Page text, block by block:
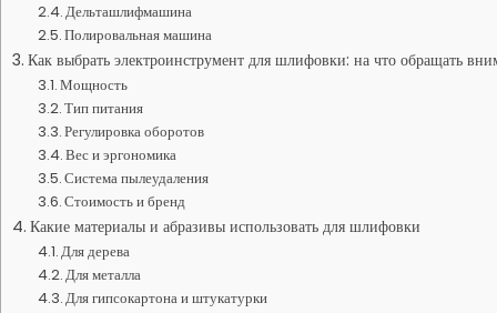
Дельташлифмашина
Полировальная машина
Как выбрать электроинструмент для шлифовки: на что обращать
Мощность
Тип питания
Регулировка оборотов
Вес и эргономика
Система пылеудаления
Стоимость и бренд
Какие материалы и абразивы использовать для шлифовки
Для дерева
Для металла
Для гипсокартона и штукатурки